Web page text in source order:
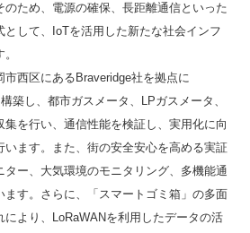
ため、電源の確保、長距離通信といった
して、IoTを活用した新たな社会インフ
西区にあるBraveridge社を拠点に
築し、都市ガスメータ、LPガスメータ、
を行い、通信性能を検証し、実用化に向
います。また、街の安全安心を高める実証
ター、大気環境のモニタリング、多機能通
ます。さらに、「スマートゴミ箱」の多面
により、LoRaWANを利用したデータの活